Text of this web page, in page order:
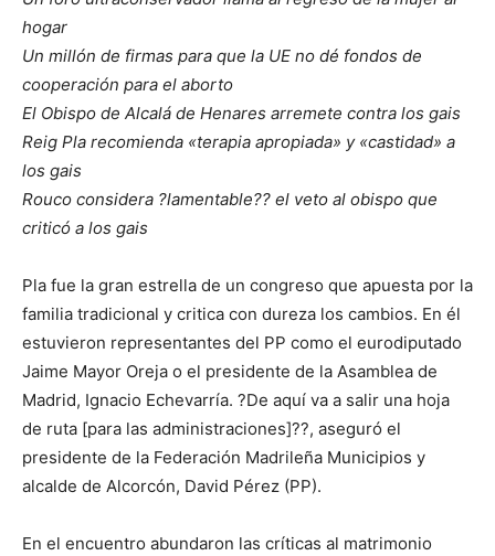
hogar
Un millón de firmas para que la UE no dé fondos de
cooperación para el aborto
El Obispo de Alcalá de Henares arremete contra los gais
Reig Pla recomienda «terapia apropiada» y «castidad» a
los gais
Rouco considera ?lamentable?? el veto al obispo que
criticó a los gais
Pla fue la gran estrella de un congreso que apuesta por la
familia tradicional y critica con dureza los cambios. En él
estuvieron representantes del PP como el eurodiputado
Jaime Mayor Oreja o el presidente de la Asamblea de
Madrid, Ignacio Echevarría. ?De aquí va a salir una hoja
de ruta [para las administraciones]??, aseguró el
presidente de la Federación Madrileña Municipios y
alcalde de Alcorcón, David Pérez (PP).
En el encuentro abundaron las críticas al matrimonio